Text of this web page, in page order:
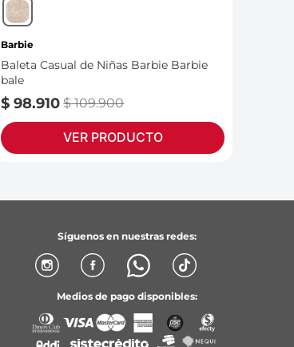
Barbie
Baleta Casual de Niñas Barbie Barbie
bale
$ 98.910 $ 109.900
VER PRODUCTO
Síguenos en nuestras redes:
Medios de pago disponibles: